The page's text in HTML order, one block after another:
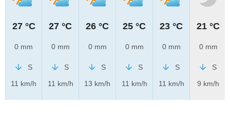
27 °C
0 mm
S
11 km/h
27 °C
0 mm
S
11 km/h
26 °C
0 mm
S
13 km/h
25 °C
0 mm
S
11 km/h
23 °C
0 mm
S
11 km/h
21 °C
0 mm
S
9 km/h